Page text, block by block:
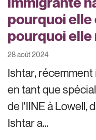
pourquoi elle
pourquoi elle
28 août 2024
Ishtar, récemment
en tant que
de l'IINE à Lowell,
Ishtar a...